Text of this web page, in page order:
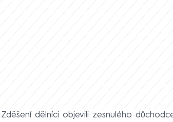
Zděšení dělníci objevili zesnulého